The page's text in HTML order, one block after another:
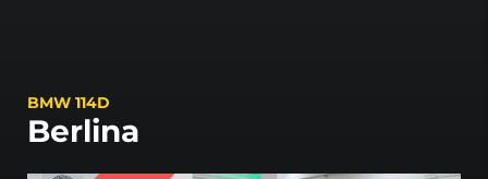
BMW 114D
Berlina